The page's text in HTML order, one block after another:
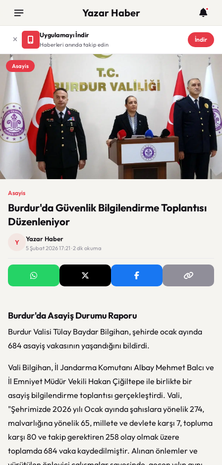
Yazar Haber
Uygulamayı İndir
Haberleri anında takip edin
İndir
Asayis
Asayis
Burdur'da Güvenlik Bilgilendirme Toplantısı
Düzenleniyor
Y Yazar Haber
5 Şubat 2026 17:21 · 2 dk okuma
Burdur'da Asayiş Durumu Raporu
Burdur Valisi Tülay Baydar Bilgihan, şehirde ocak ayında
684 asayiş vakasının yaşandığını bildirdi.
Vali Bilgihan, İl Jandarma Komutanı Albay Mehmet Balcı ve
İl Emniyet Müdür Vekili Hakan Çiğiltepe ile birlikte bir
asayiş bilgilendirme toplantısı gerçekleştirdi. Vali,
"Şehrimizde 2026 yılı Ocak ayında şahıslara yönelik 274,
malvarlığına yönelik 65, millete ve devlete karşı 7, topluma
karşı 80 ve takip gerektiren 258 olay olmak üzere
toplamda 684 vaka kaydedilmiştir. Alınan önlemler ve